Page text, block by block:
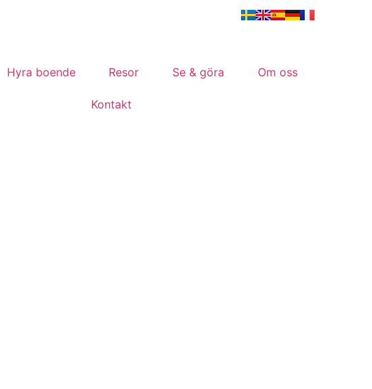
Hyra boende Resor Se & göra Om oss
Kontakt